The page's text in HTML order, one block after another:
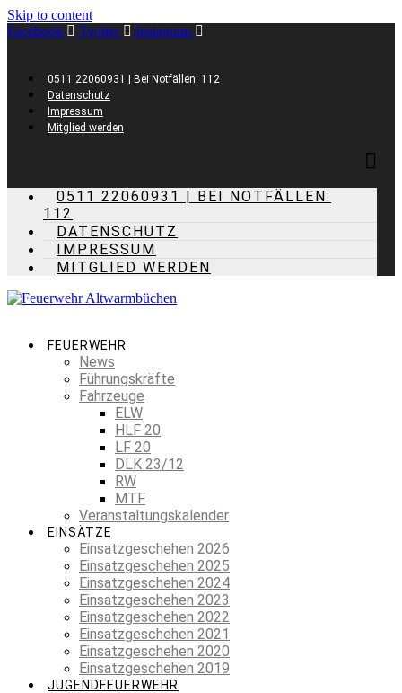
Skip to content
Facebook
Twitter Instagram
0511 22060931 | Bei Notfällen: 112
Datenschutz
Impressum
Mitglied werden
0511 22060931 | BEI NOTFÄLLEN:
112
DATENSCHUTZ
IMPRESSUM
MITGLIED WERDEN
FEUERWEHR
News
Führungskräfte
Fahrzeuge
ELW
HLF 20
LF 20
DLK 23/12
RW
MTF
Veranstaltungskalender
EINSÄTZE
Einsatzgeschehen 2026
Einsatzgeschehen 2025
Einsatzgeschehen 2024
Einsatzgeschehen 2023
Einsatzgeschehen 2022
Einsatzgeschehen 2021
Einsatzgeschehen 2020
Einsatzgeschehen 2019
JUGENDFEUERWEHR